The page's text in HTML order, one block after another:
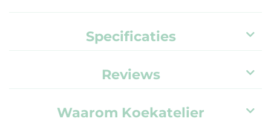
Specificaties
Reviews
Waarom Koekatelier